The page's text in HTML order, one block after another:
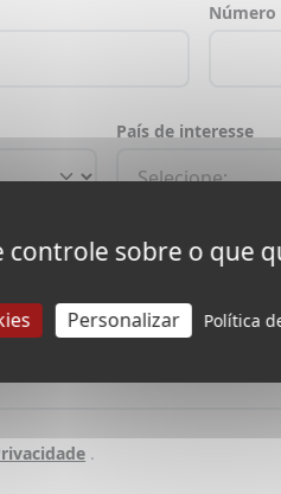
País de interesse
.
controle sobre o que
Personalizar Política